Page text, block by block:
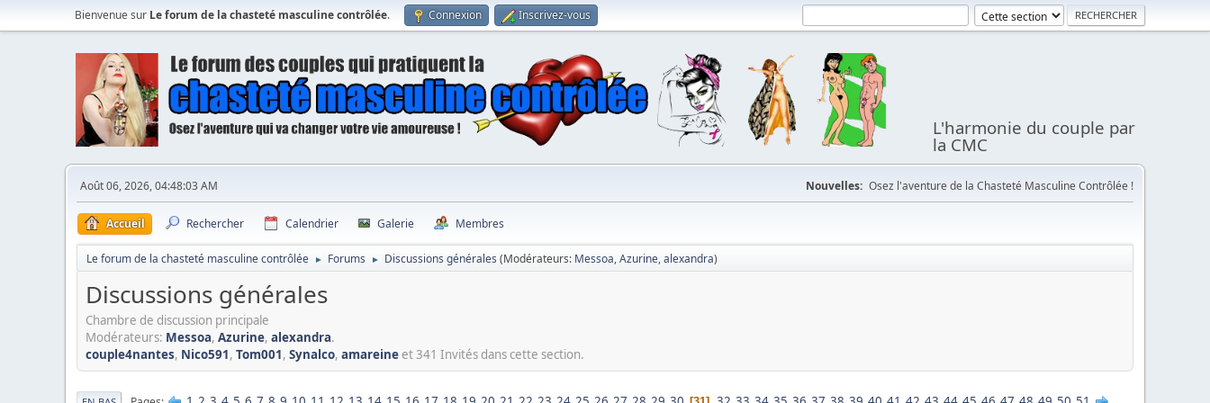
Bienvenue sur Le forum de la chasteté masculine contrôlée. Connexion Inscrivez-vous
L'harmonie du couple par
la CMC
Août 06, 2026, 04:48:03 AM Nouvelles: Osez l'aventure de la Chasteté Masculine Contrôlée !
Accueil Rechercher Calendrier Galerie Membres
Le forum de la chasteté masculine contrôlée ► Forums ► Discussions générales (Modérateurs: Messoa,Azurine,alexandra)
Discussions générales
Chambre de discussion principale
Modérateurs: Messoa, Azurine, alexandra.
couple4nantes, Nico591, Tom001, Synalco, amareine et 341 Invités dans cette section.